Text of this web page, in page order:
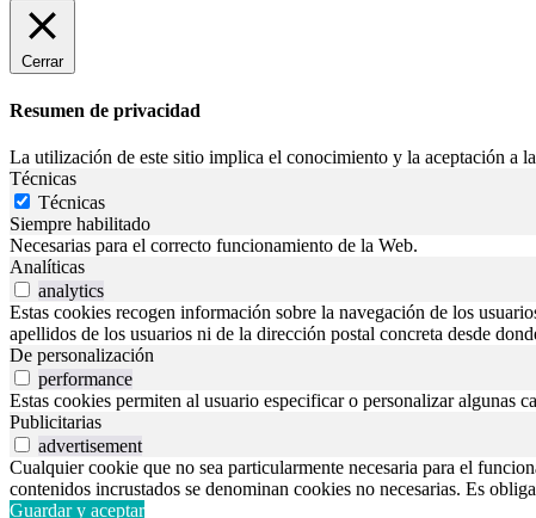
Cerrar
Resumen de privacidad
La utilización de este sitio implica el conocimiento y la aceptación a
Técnicas
Técnicas
Siempre habilitado
Necesarias para el correcto funcionamiento de la Web.
Analíticas
analytics
Estas cookies recogen información sobre la navegación de los
apellidos de los usuarios ni de la dirección postal concreta desde
De personalización
performance
Estas cookies permiten al usuario especificar o personalizar algunas
Publicitarias
advertisement
Cualquier cookie que no sea particularmente necesaria para el
contenidos incrustados se denominan cookies no necesarias. Es
Guardar y aceptar